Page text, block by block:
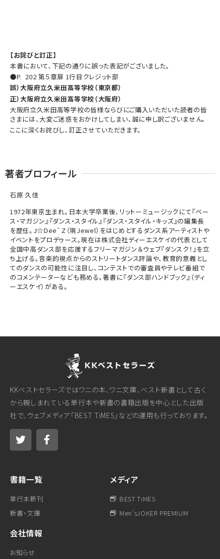
【お詫びと訂正】
本書において、下記の通りに誤った表記がございました。
●P. 202 第５章扉 1行目クレジット部
誤）大阪府立久米田高等学校（東京都）
正）大阪府立久米田高等学校（大阪府）
大阪府立久米田高等学校の皆様ならびにご購入いただいた読者の皆
さまには、大変ご迷惑をおかけしてしまい、誠に申し訳ございません。
ここに深くお詫びし、訂正させていただきます。
著者プロフィール
石原 久佳
1972年東京生まれ。日本大学卒業後、リットーミュージックにて『ベー
ス・マガジン』『ダンス・スタイル』『ダンス・スタイル・キッズ』の編集長
を歴任。J☆Dee`Z（現Jewel）をはじめとするダンス系アーティストや
イベントをプロデゥース。現在は株式会社ディーエスケイの代表として
全国中高ダンス部を応援するフリーマガジン＆ウェブ『ダンスク！』を立
ち上げる。音楽的視点からのストリートダンス評論や、教育的意義とし
てのダンスの可能性に注目し、コンテストでの審査員やテレビ番組で
のコメンテーターなども務める。著書に『ダンス部ハンドブック』（ディ
ーエスケイ）がある。
KKベストセラーズではワニの本、ワニ文庫、ベスト新書として古く
から親しまれている単行本や新書の書籍出版を中心とした出版
社で、ウェブメディア「BEST TiMES」などの運用も行っております。
書籍一覧
単行本新刊
新書・文庫
メディア
BEST TiMES
Men'sJOKER PREMIUM
会社情報
お知らせ